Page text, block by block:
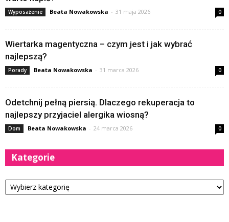
Wyposażenie Beata Nowakowska - 31 maja 2026 0
Wiertarka magentyczna – czym jest i jak wybrać
najlepszą?
Porady Beata Nowakowska - 31 marca 2026 0
Odetchnij pełną piersią. Dlaczego rekuperacja to
najlepszy przyjaciel alergika wiosną?
Dom Beata Nowakowska - 24 marca 2026 0
Kategorie
Kategorie